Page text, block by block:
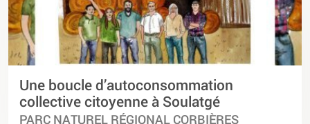
Une boucle d’autoconsommation
collective citoyenne à Soulatgé
PARC NATUREL RÉGIONAL CORBIÈRES